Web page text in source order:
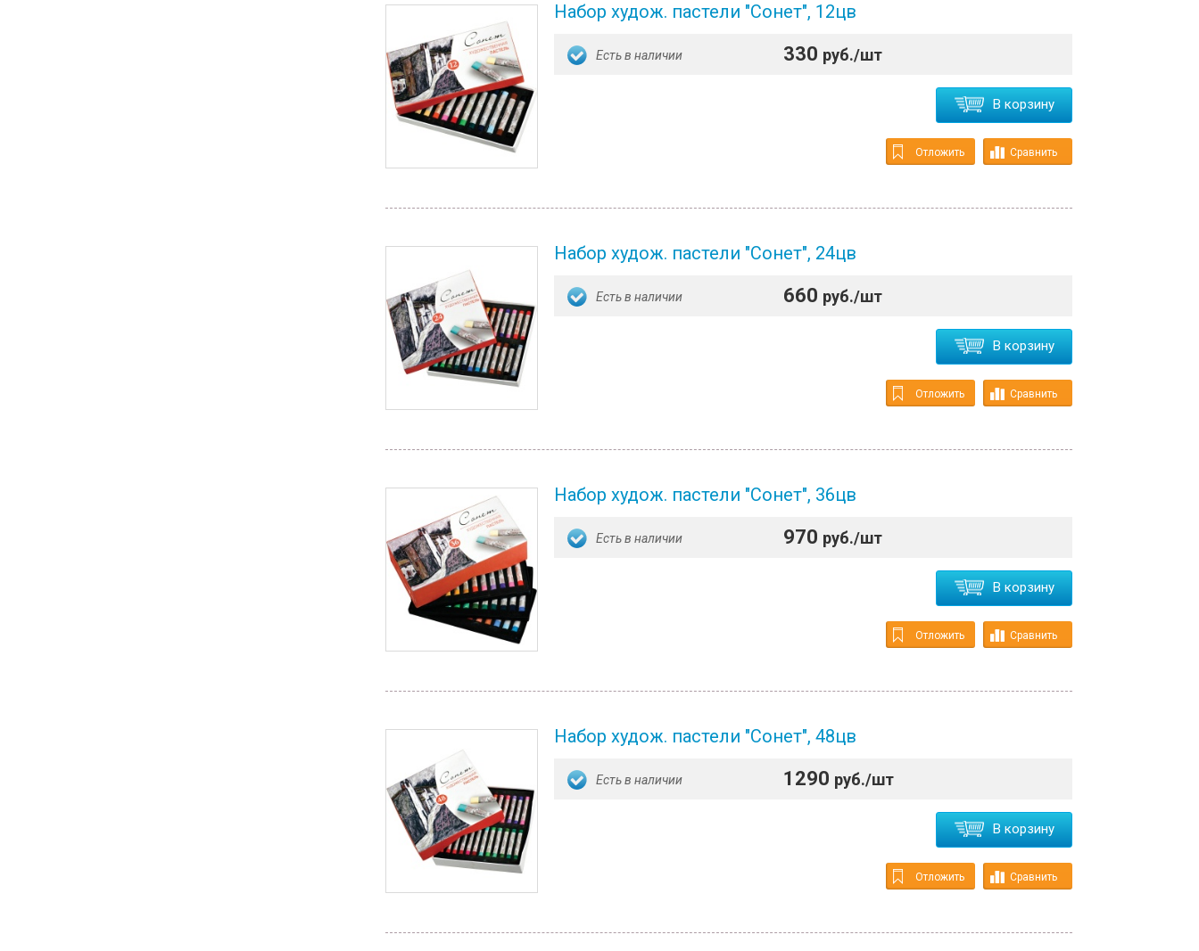
Набор худож. пастели "Сонет", 12цв
Есть в наличии 330 руб./шт
В корзину
Отложить Сравнить
Набор худож. пастели "Сонет", 24цв
Есть в наличии 660 руб./шт
В корзину
Отложить Сравнить
Набор худож. пастели "Сонет", 36цв
Есть в наличии 970 руб./шт
В корзину
Отложить Сравнить
Набор худож. пастели "Сонет", 48цв
Есть в наличии 1290 руб./шт
В корзину
Отложить Сравнить